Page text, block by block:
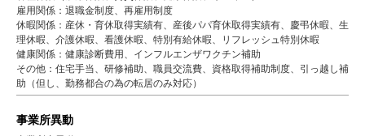
雇用関係：退職金制度、再雇用制度
休暇関係：産休・育休取得実績有、産後パパ育休取得実績有、慶弔休暇、生
理休暇、介護休暇、看護休暇、特別有給休暇、リフレッシュ特別休暇
健康関係：健康診断費用、インフルエンザワクチン補助
その他：住宅手当、研修補助、職員交流費、資格取得補助制度、引っ越し補
助（但し、勤務都合の為の転居のみ対応）
事業所異動